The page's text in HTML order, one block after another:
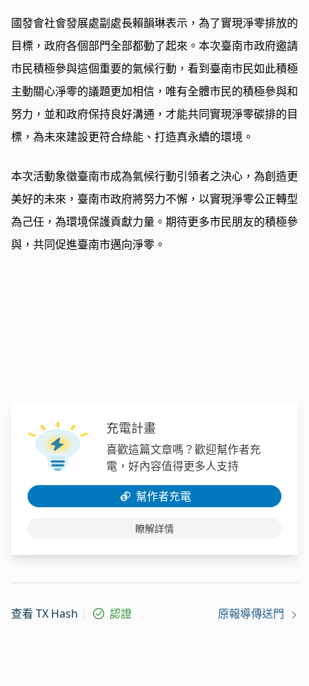
國發會社會發展處副處長賴韻琳表示，為了實現淨零排放的
目標，政府各個部門全部都動了起來。本次臺南市政府邀請
市民積極參與這個重要的氣候行動，看到臺南市民如此積極
主動關心淨零的議題更加相信，唯有全體市民的積極參與和
努力，並和政府保持良好溝通，才能共同實現淨零碳排的目
標，為未來建設更符合綠能、打造真永續的環境。
本次活動象徵臺南市成為氣候行動引領者之決心，為創造更
美好的未來，臺南市政府將努力不懈，以實現淨零公正轉型
為己任，為環境保護貢獻力量。期待更多市民朋友的積極參
與，共同促進臺南市邁向淨零。
充電計畫
喜歡這篇文章嗎？歡迎幫作者充
電，好內容值得更多人支持
幫作者充電
瞭解詳情
查看 TX Hash 認證 原報導傳送門